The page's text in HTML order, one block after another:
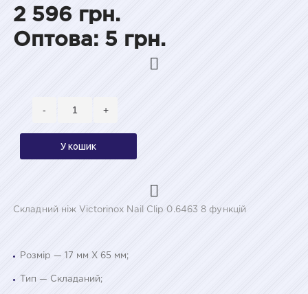
2 596 грн.
Оптова: 5 грн.
- +
У кошик
Складний ніж Victorinox Nail Clip 0.6463 8 функцій
Розмір — 17 мм Х 65 мм;
Тип — Складаний;